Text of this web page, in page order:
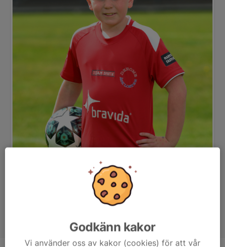
Godkänn kakor
Vi använder oss av kakor (cookies) för att vår